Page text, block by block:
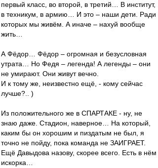
первый класс, во второй, в третий… В институт,
в техникум, в армию… И это – наши дети. Ради
которых мы живём. А иначе – нахуй вообще
жить…
А Фёдор… Фёдор – огромная и безусловная
утрата… Но Федя – легенда! А легенды – они
не умирают. Они живут вечно.
И к тому же, неизвестно ещё, - кому сейчас
лучше?.. )
Из положительного же в СПАРТАКЕ - ну, не
знаю даже. Стадион, наверное… На который,
каким бы он хорошим и пиздатым не был, я
точно не пойду, пока команда не ЗАИГРАЕТ.
Ещё Давыдова назову, скорее всего. Есть в нём
искорка…